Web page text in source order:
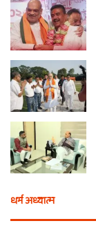
धर्म अध्यात्म